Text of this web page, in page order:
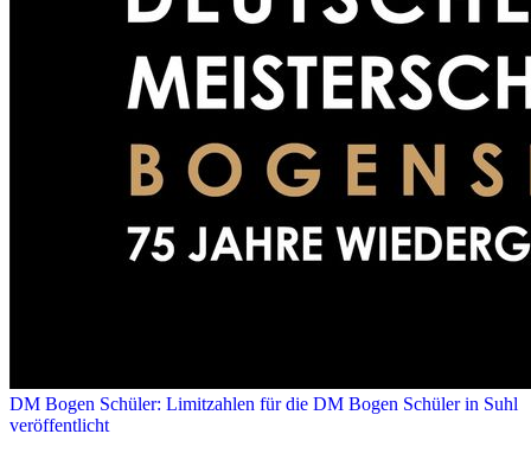
DM Bogen Schüler: Limitzahlen für die DM Bogen Schüler in Suhl
veröffentlicht